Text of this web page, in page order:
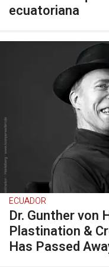
ecuatoriana
ECUADOR
Dr. Gunther von
Plastination &
Has Passed